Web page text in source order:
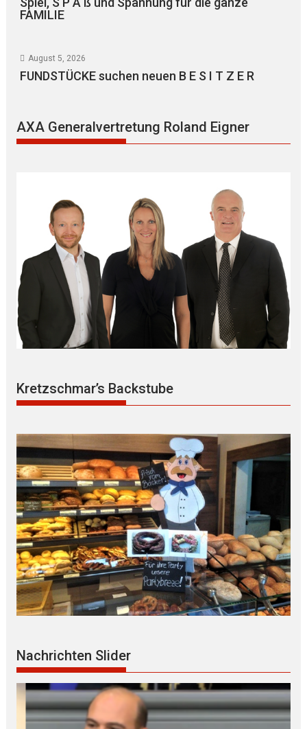
FAMILIE
August 5, 2026
FUNDSTÜCKE suchen neuen B E S I T Z E R
AXA Generalvertretung Roland Eigner
Kretzschmar’s Backstube
Nachrichten Slider